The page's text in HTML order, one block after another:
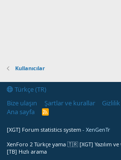
Kullanıcılar
Türkçe (TR)
Bize ulaşın
Şartlar ve kurallar
Ana sayfa
R
[XGT] Forum statistics system - XenGenTr
XenForo 2 Türkçe yama 🇹🇷 [XGT] Yazılım
[TB] Hızlı arama